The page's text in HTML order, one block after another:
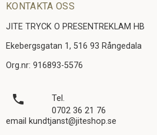
KONTAKTA OSS
JITE TRYCK O PRESENTREKLAM HB
Ekebergsgatan 1, 516 93 Rångedala
Org.nr: 916893-5576
local_phone
Tel.
0702 36 21 76
email kundtjanst@jiteshop.se